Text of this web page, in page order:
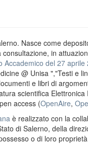
Nasce come
in
Accademico del 27 aprile
@ Unisa ","Testi e
e libri di
scientifica
access (OpenAire,
è realizzato con la
di Salerno, della
o di loro